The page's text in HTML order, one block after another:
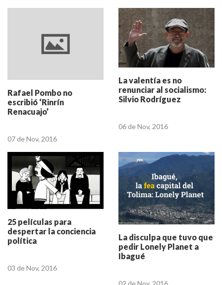
Rafael Pombo no
escribió ‘Rinrín
Renacuajo’
07 de Nov, 2016
La valentía es no
renunciar al socialismo:
Silvio Rodríguez
06 de Nov, 2016
25 películas para
despertar la conciencia
política
03 de Nov, 2016
La disculpa que tuvo que
pedir Lonely Planet a
Ibagué
02 de Nov, 2016